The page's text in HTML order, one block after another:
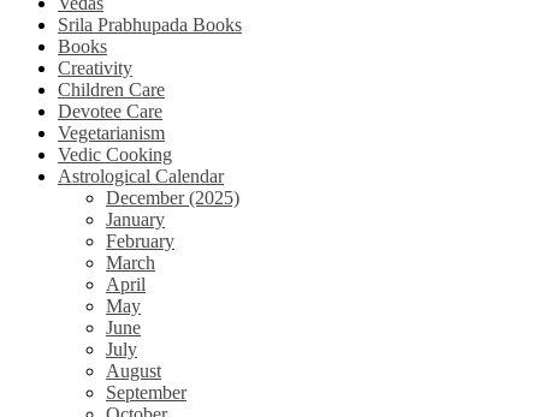
Srila Prabhupada Books
Books
Creativity
Children Care
Devotee Care
Vegetarianism
Vedic Cooking
Astrological Calendar
December (2025)
January
February
March
April
May
June
July
August
September